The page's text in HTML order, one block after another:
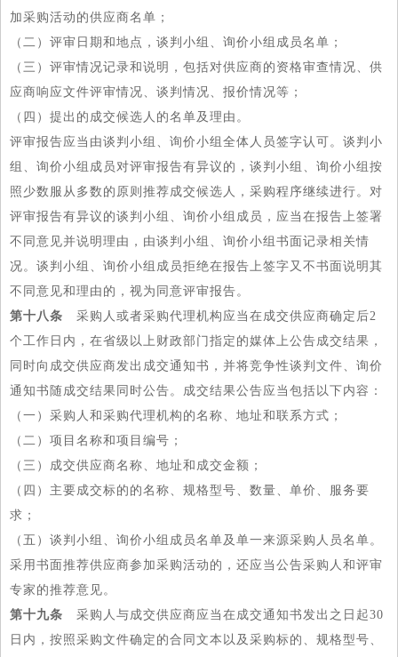
加采购活动的供应商名单；
（二）评审日期和地点，谈判小组、询价小组成员名单；
（三）评审情况记录和说明，包括对供应商的资格审查情况、供
应商响应文件评审情况、谈判情况、报价情况等；
（四）提出的成交候选人的名单及理由。
评审报告应当由谈判小组、询价小组全体人员签字认可。谈判小
组、询价小组成员对评审报告有异议的，谈判小组、询价小组按
照少数服从多数的原则推荐成交候选人，采购程序继续进行。对
评审报告有异议的谈判小组、询价小组成员，应当在报告上签署
不同意见并说明理由，由谈判小组、询价小组书面记录相关情
况。谈判小组、询价小组成员拒绝在报告上签字又不书面说明其
不同意见和理由的，视为同意评审报告。
第十八条 采购人或者采购代理机构应当在成交供应商确定后2
个工作日内，在省级以上财政部门指定的媒体上公告成交结果，
同时向成交供应商发出成交通知书，并将竞争性谈判文件、询价
通知书随成交结果同时公告。成交结果公告应当包括以下内容：
（一）采购人和采购代理机构的名称、地址和联系方式；
（二）项目名称和项目编号；
（三）成交供应商名称、地址和成交金额；
（四）主要成交标的的名称、规格型号、数量、单价、服务要
求；
（五）谈判小组、询价小组成员名单及单一来源采购人员名单。
采用书面推荐供应商参加采购活动的，还应当公告采购人和评审
专家的推荐意见。
第十九条 采购人与成交供应商应当在成交通知书发出之日起30
日内，按照采购文件确定的合同文本以及采购标的、规格型号、